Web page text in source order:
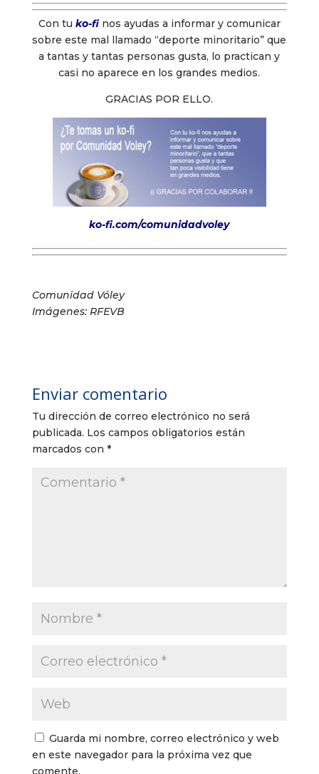
Con tu ko-fi nos ayudas a informar y comunicar
sobre este mal llamado “deporte minoritario” que
a tantas y tantas personas gusta, lo practican y
casi no aparece en los grandes medios.
GRACIAS POR ELLO.
ko-fi.com/comunidadvoley
Comunidad Vóley
Imágenes: RFEVB
Enviar comentario
Tu dirección de correo electrónico no será
publicada. Los campos obligatorios están
marcados con *
Guarda mi nombre, correo electrónico y web
en este navegador para la próxima vez que
comente.